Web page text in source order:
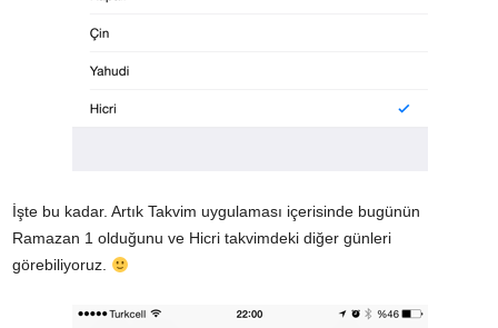
İşte bu kadar. Artık Takvim uygulaması içerisinde bugünün
Ramazan 1 olduğunu ve Hicri takvimdeki diğer günleri
görebiliyoruz.